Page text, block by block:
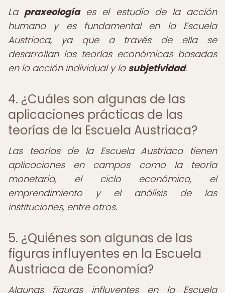
La praxeologíaes el estudio de la acción
humana y es fundamental en la Escuela
Austriaca, ya que a través de ella se
desarrollan las teorías económicas basadas
en la acción individual y la subjetividad.
4. ¿Cuáles son algunas de las
aplicaciones prácticas de las
teorías de la Escuela Austriaca?
Las teorías de la Escuela Austriaca tienen
aplicaciones en campos como la teoría
monetaria, el ciclo económico, el
emprendimiento y el análisis de las
instituciones, entre otros.
5. ¿Quiénes son algunas de las
figuras influyentes en la Escuela
Austriaca de Economía?
Algunas figuras influyentes en la Escuela